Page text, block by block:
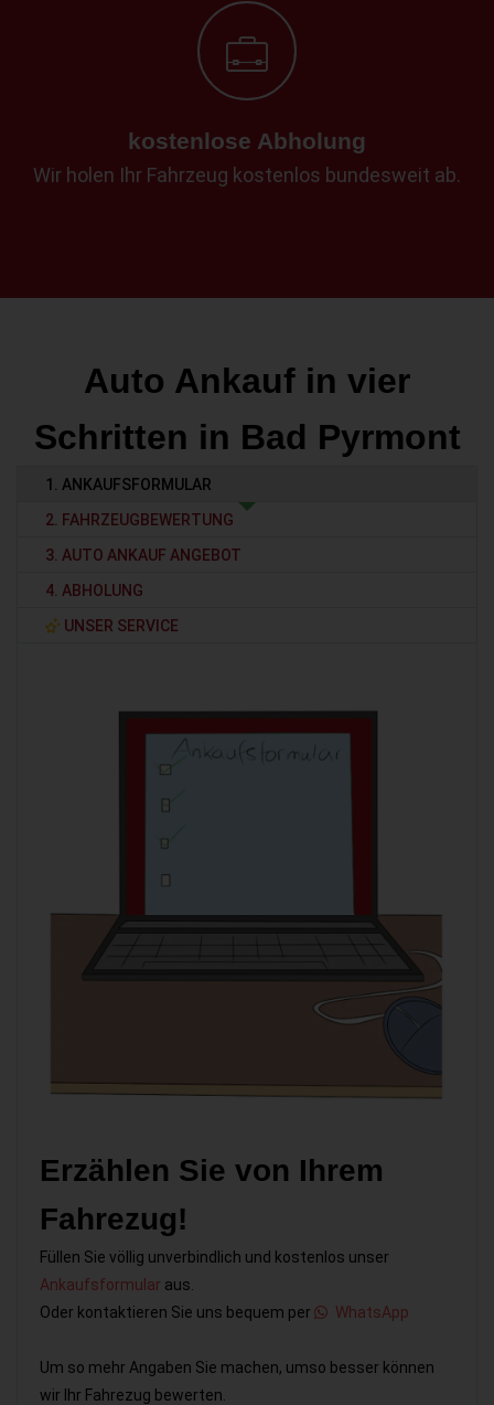
kostenlose Abholung
Wir holen Ihr Fahrzeug kostenlos bundesweit ab.
Auto Ankauf in vier
Schritten in Bad Pyrmont
1. ANKAUFSFORMULAR
2. FAHRZEUGBEWERTUNG
3. AUTO ANKAUF ANGEBOT
4. ABHOLUNG
UNSER SERVICE
Erzählen Sie von Ihrem
Fahrezug!
Füllen Sie völlig unverbindlich und kostenlos unser
Ankaufsformular aus.
Oder kontaktieren Sie uns bequem per
WhatsApp
Um so mehr Angaben Sie machen, umso besser können
wir Ihr Fahrezug bewerten.